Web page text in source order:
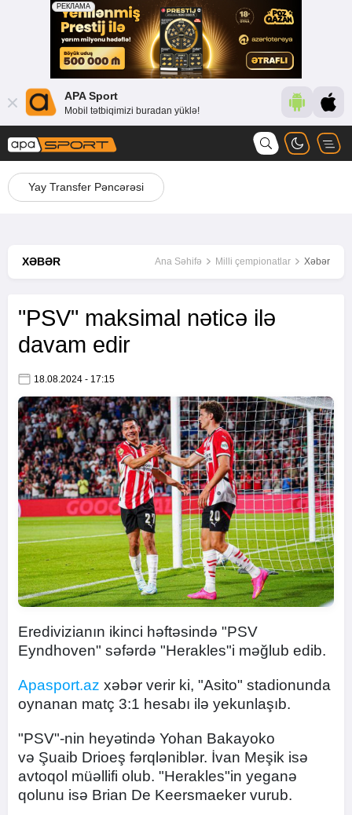
APA Sport
Mobil tətbiqimizi buradan yüklə!
Yay Transfer Pəncərəsi
XƏBƏR Ana Səhifə Milli çempionatlar Xəbər
"PSV" maksimal nəticə ilə
davam edir
18.08.2024 - 17:15
Eredivizianın ikinci həftəsində "PSV
Eyndhoven" səfərdə "Herakles"i məğlub edib.
Apasport.az xəbər verir ki, "Asito" stadionunda
oynanan matç 3:1 hesabı ilə yekunlaşıb.
"PSV"-nin heyətində Yohan Bakayoko
və Şuaib Drioeş fərqləniblər. İvan Meşik isə
avtoqol müəllifi olub. "Herakles"in yeganə
qolunu isə Brian De Keersmaeker vurub.